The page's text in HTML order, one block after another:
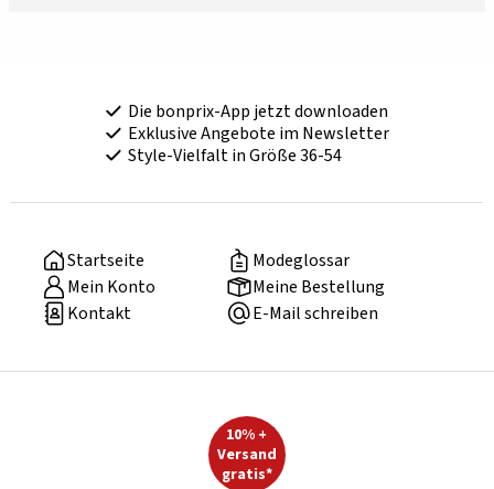
Die bonprix-App jetzt downloaden
Exklusive Angebote im Newsletter
Style-Vielfalt in Größe 36-54
Startseite
Modeglossar
Mein Konto
Meine Bestellung
Kontakt
E-Mail schreiben
10% +
Versand
gratis*